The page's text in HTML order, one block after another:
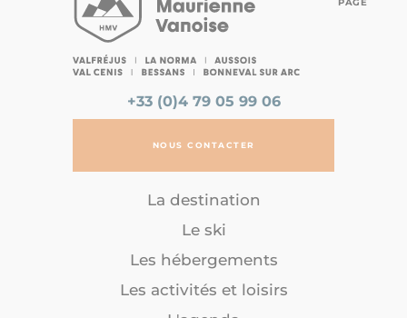
+33 (0)4 79 05 99 06
NOUS CONTACTER
La destination
Le ski
Les hébergements
Les activités et loisirs